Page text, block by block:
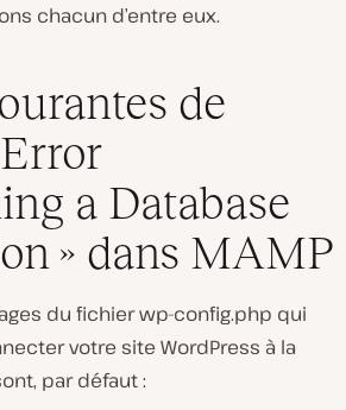
chacun d’entre eux.
de
a Database
» dans MAMP
du fichierwp-config.php qui
votre site WordPress à la
par défaut :